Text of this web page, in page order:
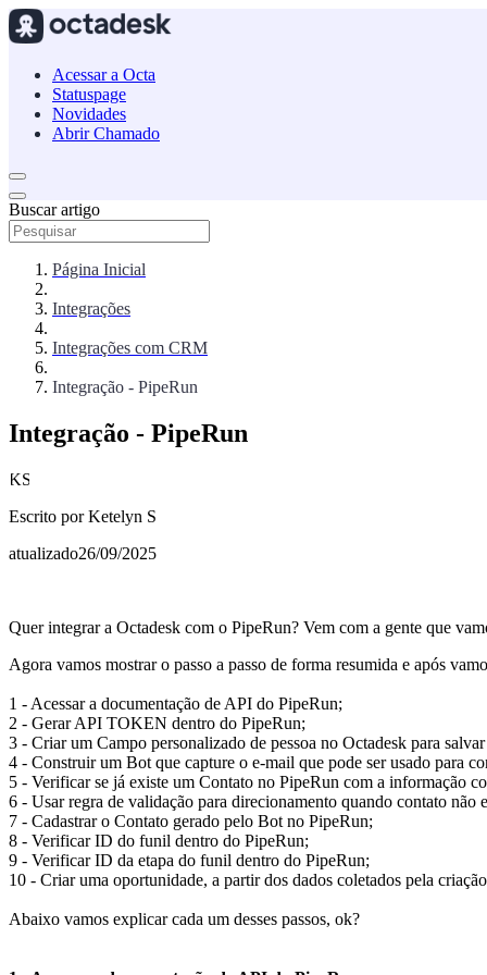
Acessar a Octa
Statuspage
Novidades
Abrir Chamado
Buscar artigo
Página Inicial
Integrações
Integrações com CRM
Integração - PipeRun
Integração - PipeRun
KS
Escrito porKetelyn S
atualizado26/09/2025
Quer integrar a Octadesk com o PipeRun? Vem com a gente que
Agora vamos mostrar o passo a passo de forma resumida e após
1 - Acessar a documentação de API do PipeRun;
2 - Gerar API TOKEN dentro do PipeRun;
3 - Criar um Campo personalizado de pessoa no Octadesk para
4 - Construir um Bot que capture o e-mail que pode ser usado para
5 - Verificar se já existe um Contato no PipeRun com a informação
6 - Usar regra de validação para direcionamento quando contato não
7 - Cadastrar o Contato gerado pelo Bot no PipeRun;
8 - Verificar ID do funil dentro do PipeRun;
9 - Verificar ID da etapa do funil dentro do PipeRun;
10 - Criar uma oportunidade, a partir dos dados coletados pela
Abaixo vamos explicar cada um desses passos, ok?